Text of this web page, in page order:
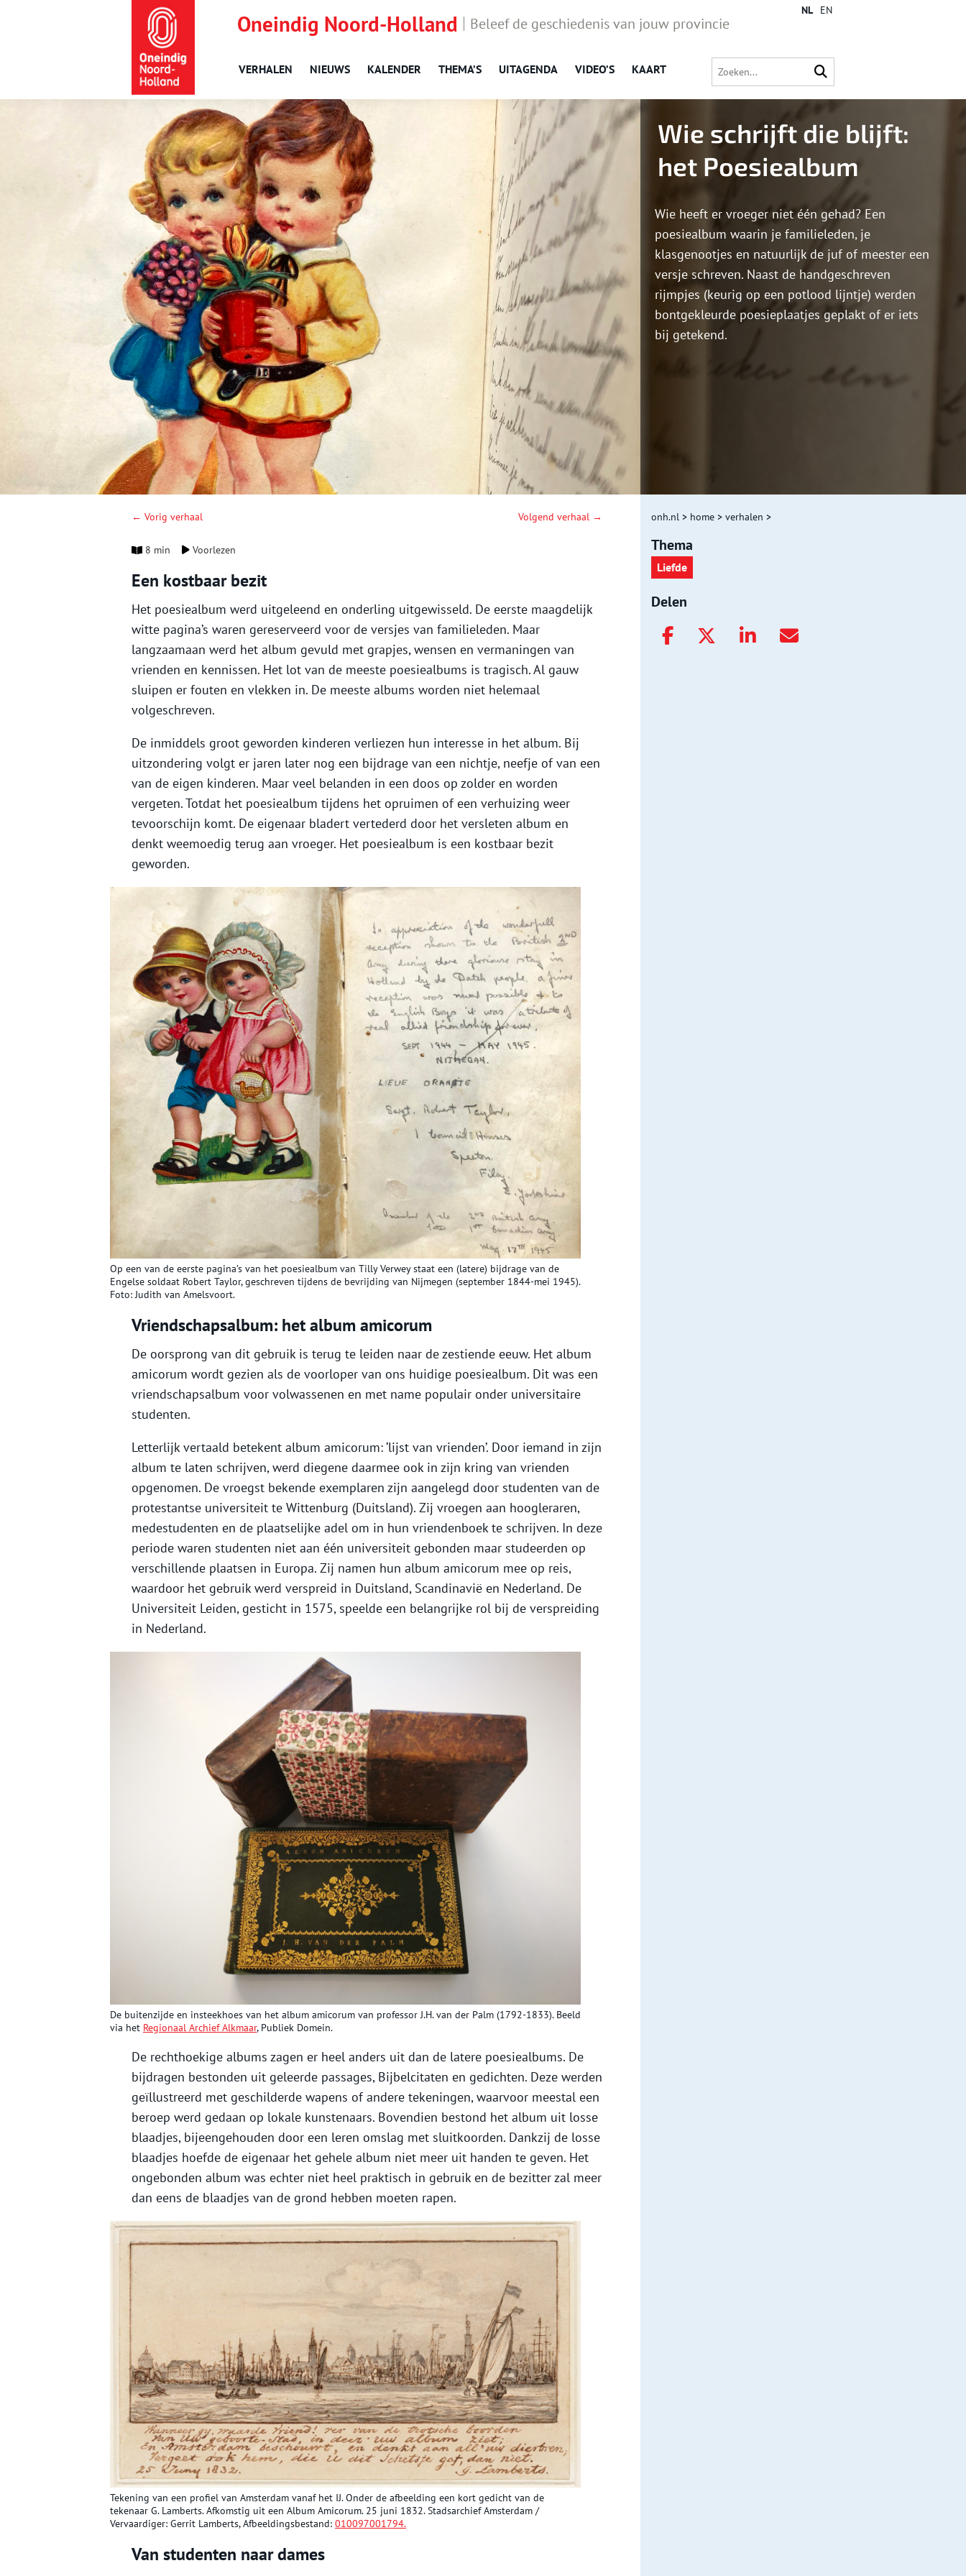
Oneindig Noord-Holland Beleef de geschiedenis van jouw provincie
VERHALEN NIEUWS KALENDER THEMA’S UITAGENDA VIDEO’S KAART
NL EN
Wie schrijft die blijft:
het Poesiealbum
Wie heeft er vroeger niet één gehad? Een
poesiealbum waarin je familieleden, je
klasgenootjes en natuurlijk de juf of meester een
versje schreven. Naast de handgeschreven
rijmpjes (keurig op een potlood lijntje) werden
bontgekleurde poesieplaatjes geplakt of er iets
bij getekend.
← Vorig verhaal Volgend verhaal →
8 min Voorlezen
Een kostbaar bezit
Het poesiealbum werd uitgeleend en onderling uitgewisseld. De eerste maagdelijk
witte pagina’s waren gereserveerd voor de versjes van familieleden. Maar
langzaamaan werd het album gevuld met grapjes, wensen en vermaningen van
vrienden en kennissen. Het lot van de meeste poesiealbums is tragisch. Al gauw
sluipen er fouten en vlekken in. De meeste albums worden niet helemaal
volgeschreven.
De inmiddels groot geworden kinderen verliezen hun interesse in het album. Bij
uitzondering volgt er jaren later nog een bijdrage van een nichtje, neefje of van een
van de eigen kinderen. Maar veel belanden in een doos op zolder en worden
vergeten. Totdat het poesiealbum tijdens het opruimen of een verhuizing weer
tevoorschijn komt. De eigenaar bladert vertederd door het versleten album en
denkt weemoedig terug aan vroeger. Het poesiealbum is een kostbaar bezit
geworden.
Op een van de eerste pagina’s van het poesiealbum van Tilly Verwey staat een (latere) bijdrage van de
Engelse soldaat Robert Taylor, geschreven tijdens de bevrijding van Nijmegen (september 1844-mei 1945).
Foto: Judith van Amelsvoort.
Vriendschapsalbum: het album amicorum
De oorsprong van dit gebruik is terug te leiden naar de zestiende eeuw. Het album
amicorum wordt gezien als de voorloper van ons huidige poesiealbum. Dit was een
vriendschapsalbum voor volwassenen en met name populair onder universitaire
studenten.
Letterlijk vertaald betekent album amicorum: ‘lijst van vrienden’. Door iemand in zijn
album te laten schrijven, werd diegene daarmee ook in zijn kring van vrienden
opgenomen. De vroegst bekende exemplaren zijn aangelegd door studenten van de
protestantse universiteit te Wittenburg (Duitsland). Zij vroegen aan hoogleraren,
medestudenten en de plaatselijke adel om in hun vriendenboek te schrijven. In deze
periode waren studenten niet aan één universiteit gebonden maar studeerden op
verschillende plaatsen in Europa. Zij namen hun album amicorum mee op reis,
waardoor het gebruik werd verspreid in Duitsland, Scandinavië en Nederland. De
Universiteit Leiden, gesticht in 1575, speelde een belangrijke rol bij de verspreiding
in Nederland.
De buitenzijde en insteekhoes van het album amicorum van professor J.H. van der Palm (1792-1833). Beeld
via het Regionaal Archief Alkmaar, Publiek Domein.
De rechthoekige albums zagen er heel anders uit dan de latere poesiealbums. De
bijdragen bestonden uit geleerde passages, Bijbelcitaten en gedichten. Deze werden
geïllustreerd met geschilderde wapens of andere tekeningen, waarvoor meestal een
beroep werd gedaan op lokale kunstenaars. Bovendien bestond het album uit losse
blaadjes, bijeengehouden door een leren omslag met sluitkoorden. Dankzij de losse
blaadjes hoefde de eigenaar het gehele album niet meer uit handen te geven. Het
ongebonden album was echter niet heel praktisch in gebruik en de bezitter zal meer
dan eens de blaadjes van de grond hebben moeten rapen.
Tekening van een profiel van Amsterdam vanaf het IJ. Onder de afbeelding een kort gedicht van de
tekenaar G. Lamberts. Afkomstig uit een Album Amicorum. 25 juni 1832. Stadsarchief Amsterdam /
Vervaardiger: Gerrit Lamberts, Afbeeldingsbestand: 010097001794.
Van studenten naar dames
onh.nl > home > verhalen >
Thema
Liefde
Delen